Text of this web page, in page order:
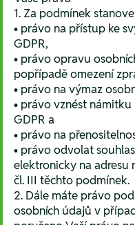
1. Za podmínek
• právo na přístup ke
GDPR,
• právo opravu
popřípadě omezení
• právo na výmaz
• právo vznést
GDPR a
• právo na
• právo odvolat
elektronicky na adresu
čl. III těchto podmínek.
2. Dále máte právo
osobních údajů v